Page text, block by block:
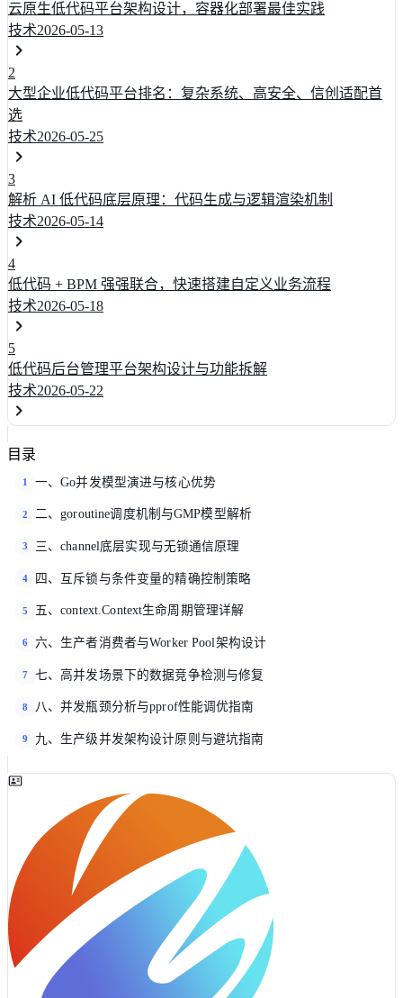
云原生低代码平台架构设计，容器化部署最佳实践
技术2026-05-13
2
大型企业低代码平台排名：复杂系统、高安全、信创适配首
选
技术2026-05-25
3
解析 AI 低代码底层原理：代码生成与逻辑渲染机制
技术2026-05-14
4
低代码 + BPM 强强联合，快速搭建自定义业务流程
技术2026-05-18
5
低代码后台管理平台架构设计与功能拆解
技术2026-05-22
目录
1 一、Go并发模型演进与核心优势
2 二、goroutine调度机制与GMP模型解析
3 三、channel底层实现与无锁通信原理
4 四、互斥锁与条件变量的精确控制策略
5 五、context.Context生命周期管理详解
6 六、生产者消费者与Worker Pool架构设计
7 七、高并发场景下的数据竞争检测与修复
8 八、并发瓶颈分析与pprof性能调优指南
9 九、生产级并发架构设计原则与避坑指南